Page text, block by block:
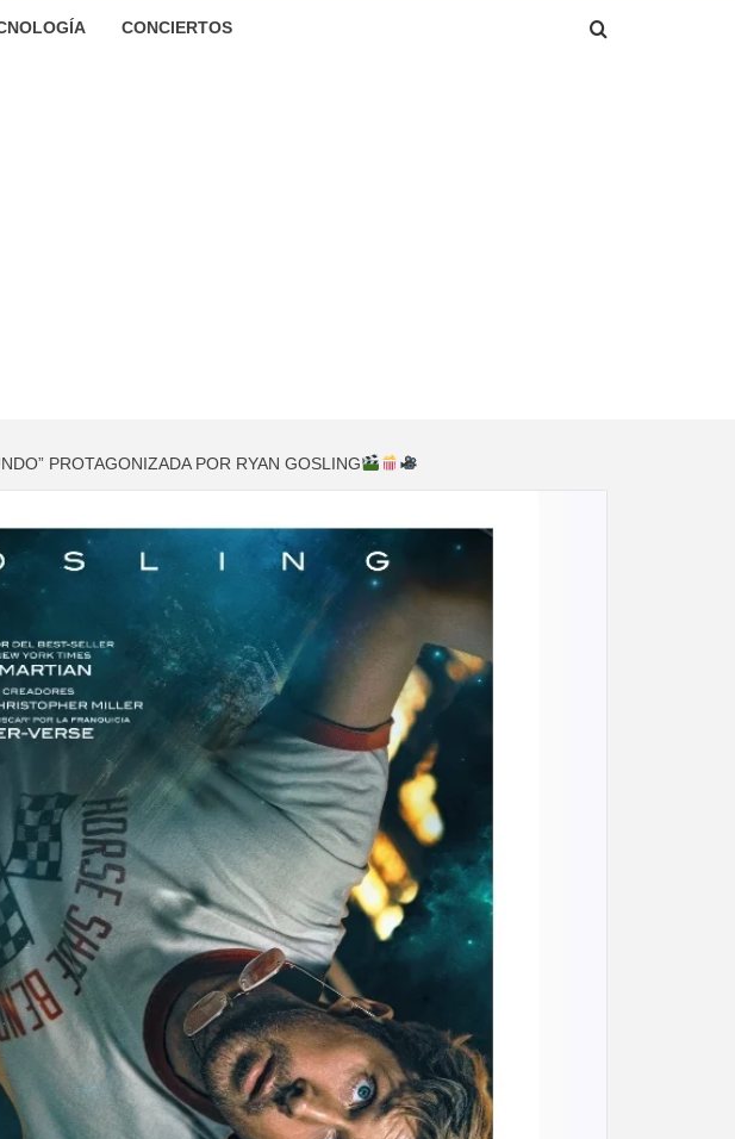
CONCIERTOS
PROTAGONIZADA POR RYAN GOSLING